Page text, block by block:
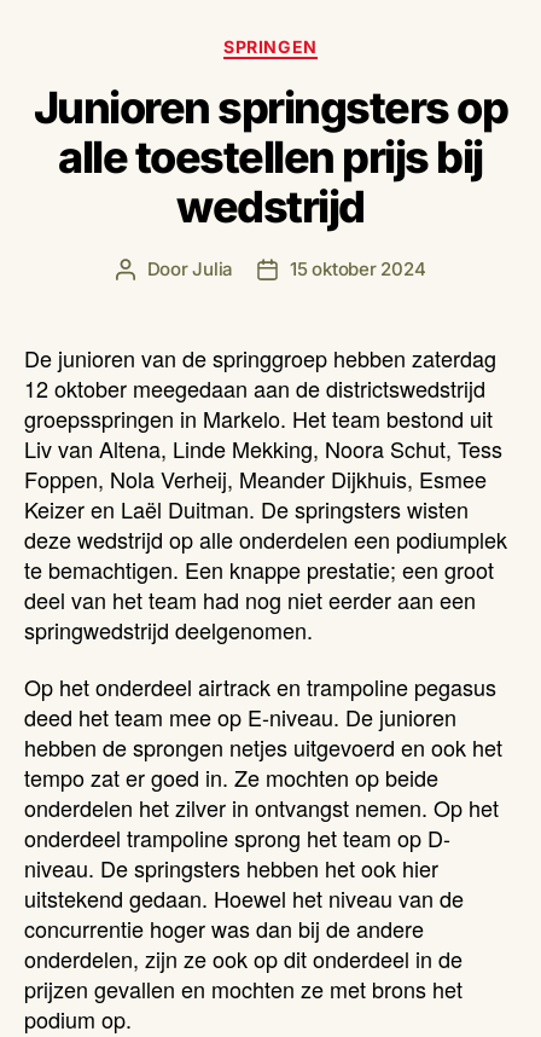
Categorieën
SPRINGEN
Junioren springsters op
alle toestellen prijs bij
wedstrijd
Berichtauteur
DoorJulia Berichtdatum
15 oktober 2024
De junioren van de springgroep hebben zaterdag
12 oktober meegedaan aan de districtswedstrijd
groepsspringen in Markelo. Het team bestond uit
Liv van Altena, Linde Mekking, Noora Schut, Tess
Foppen, Nola Verheij, Meander Dijkhuis, Esmee
Keizer en Laël Duitman. De springsters wisten
deze wedstrijd op alle onderdelen een podiumplek
te bemachtigen. Een knappe prestatie; een groot
deel van het team had nog niet eerder aan een
springwedstrijd deelgenomen.
Op het onderdeel airtrack en trampoline pegasus
deed het team mee op E-niveau. De junioren
hebben de sprongen netjes uitgevoerd en ook het
tempo zat er goed in. Ze mochten op beide
onderdelen het zilver in ontvangst nemen. Op het
onderdeel trampoline sprong het team op D-
niveau. De springsters hebben het ook hier
uitstekend gedaan. Hoewel het niveau van de
concurrentie hoger was dan bij de andere
onderdelen, zijn ze ook op dit onderdeel in de
prijzen gevallen en mochten ze met brons het
podium op.